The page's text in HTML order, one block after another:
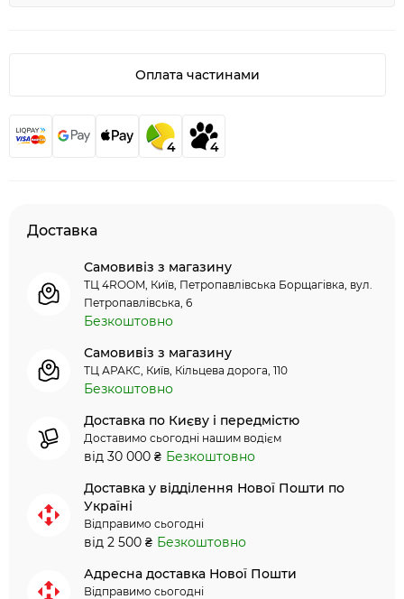
Оплата частинами
4 4
Доставка
Самовивіз з магазину
ТЦ 4ROOM, Київ, Петропавлівська Борщагівка, вул.
Петропавлівська, 6
Безкоштовно
Самовивіз з магазину
ТЦ АРАКС, Київ, Кільцева дорога, 110
Безкоштовно
Доставка по Києву і передмістю
Доставимо сьогодні нашим водієм
від 30 000 ₴ Безкоштовно
Доставка у відділення Нової Пошти по
Україні
Відправимо сьогодні
від 2 500 ₴ Безкоштовно
Адресна доставка Нової Пошти
Відправимо сьогодні